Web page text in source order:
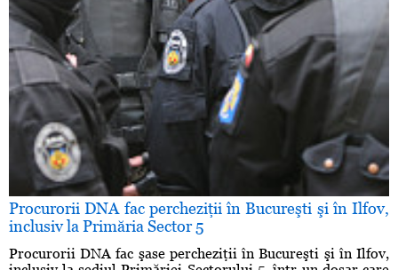
Procurorii DNA fac percheziţii în Bucureşti şi în Ilfov,
inclusiv la Primăria Sector 5
Procurorii DNA fac şase percheziţii în Bucureşti şi în Ilfov,